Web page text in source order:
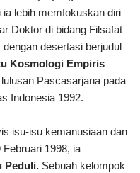
lebih memfokuskan diri
Doktor di bidang Filsafat
desertasi berjudul
Kosmologi Empiris
Pascasarjana pada
Indonesia 1992.
isu-isu kemanusiaan dan
1998, ia
Peduli. Sebuah kelompok